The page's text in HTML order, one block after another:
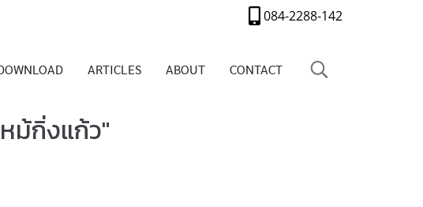
084-2288-142
ARTICLES ABOUT CONTACT
ม้กิ่งแก้ว"